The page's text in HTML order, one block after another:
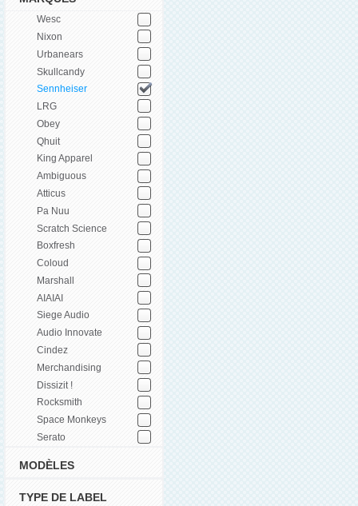
Wesc
Nixon
Urbanears
Skullcandy
Sennheiser
LRG
Obey
Qhuit
King Apparel
Ambiguous
Atticus
Pa Nuu
Scratch Science
Boxfresh
Coloud
Marshall
AIAIAI
Siege Audio
Audio Innovate
Cindez
Merchandising
Dissizit !
Rocksmith
Space Monkeys
Serato
MODÈLES
TYPE DE LABEL